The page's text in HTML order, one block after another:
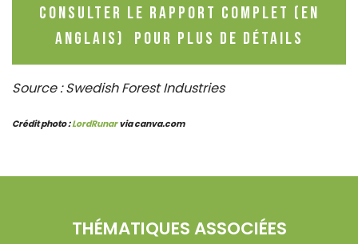
Consulter le rapport complet (en
anglais)
pour plus de détails
Source : Swedish Forest Industries
Crédit photo :LordRunarvia canva.com
THÉMATIQUES ASSOCIÉES